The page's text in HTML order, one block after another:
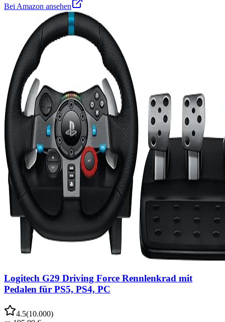
Bei Amazon ansehen
Logitech G29 Driving Force Rennlenkrad mit
Pedalen für PS5, PS4, PC
4.5(10.000)